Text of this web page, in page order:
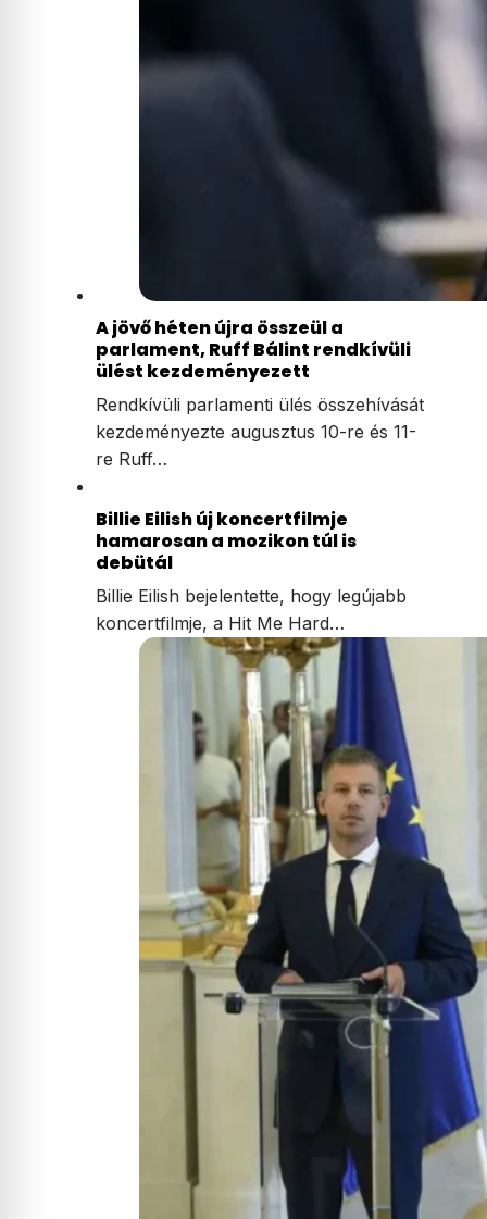
A jövő héten újra összeül a
parlament, Ruff Bálint rendkívüli
ülést kezdeményezett
Rendkívüli parlamenti ülés összehívását
kezdeményezte augusztus 10-re és 11-
re Ruff…
Billie Eilish új koncertfilmje
hamarosan a mozikon túl is
debütál
Billie Eilish bejelentette, hogy legújabb
koncertfilmje, a Hit Me Hard…